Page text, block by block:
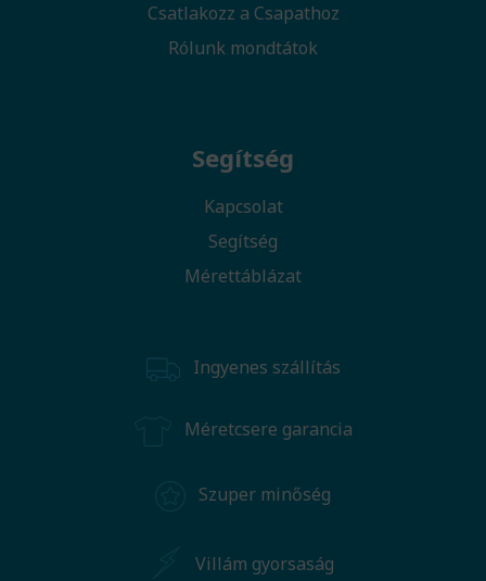
Csatlakozz a Csapathoz
Rólunk mondtátok
Segítség
Kapcsolat
Segítség
Mérettáblázat
Ingyenes szállítás
Méretcsere garancia
Szuper minőség
Villám gyorsaság